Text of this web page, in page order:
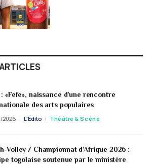
: «Fefe», naissance d’une rencontre
des arts populaires
2026 L'Édito Théâtre & Scène
Volley / Championnat d’Afrique 2026 :
togolaise soutenue par le ministère